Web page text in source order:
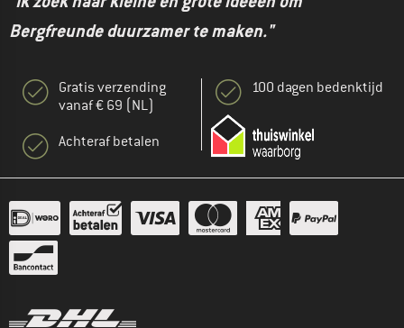
Bergfreunde duurzamer te maken."
Gratis verzending
vanaf € 69 (NL)
Achteraf betalen
100 dagen bedenktijd